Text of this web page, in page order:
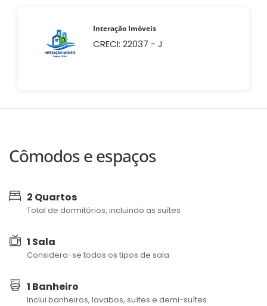
Interação Imóveis
CRECI: 22037 - J
Cômodos e espaços
2 Quartos
Total de dormitórios, incluindo as suítes
1 Sala
Considera-se todos os tipos de sala
1 Banheiro
Inclui banheiros, lavabos, suítes e demi-suítes